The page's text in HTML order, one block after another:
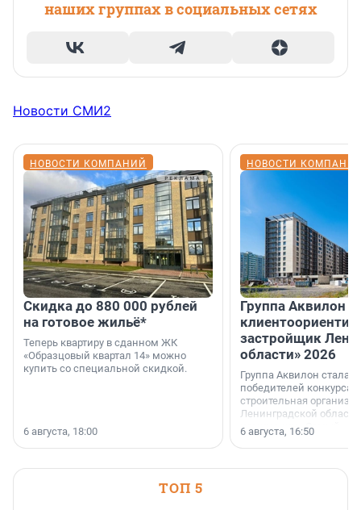
наших группах в социальных сетях
Новости СМИ2
НОВОСТИ КОМПАНИЙ
Скидка до 880 000 рублей
на готовое жильё*
Теперь квартиру в сданном ЖК
«Образцовый квартал 14» можно
купить со специальной скидкой.
6 августа, 18:00
НОВОСТИ
Группа Аквилон
застройщик
области» 2026
Группа Аквилон стала
победителей конкурса
строительная
Ленинградской области
номинации «Самый
застройщик
области».
6 августа, 16:50
ТОП 5